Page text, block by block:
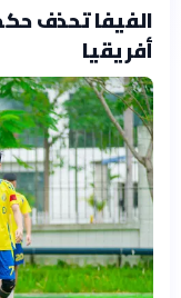
الفيفا تحذف
أفريقيا